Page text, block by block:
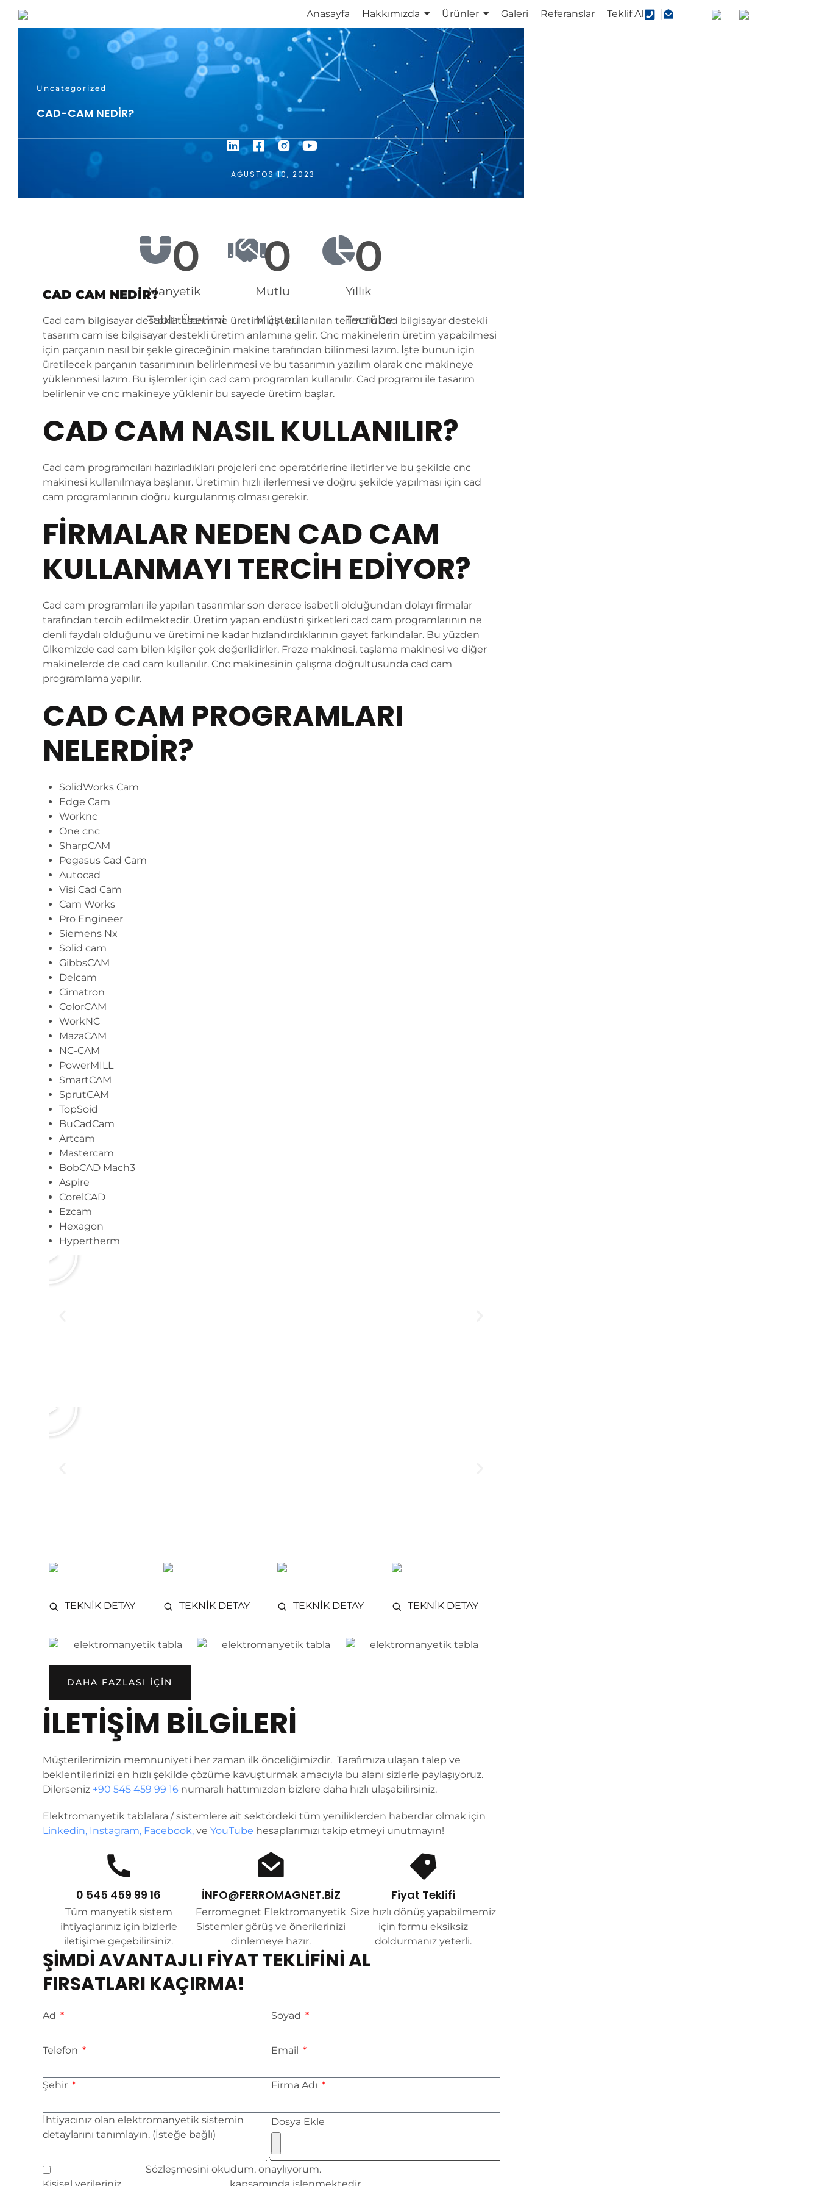
Anasayfa Hakkımızda Ürünler Galeri Referanslar Teklif Al
Uncategorized
CAD-CAM NEDIR?
AĞUSTOS 10, 2023
Manyetik
Tabla Üretimi
0
Mutlu
Müşteri
0
Yıllık
Tecrübe
0
CAD CAM NEDİR?
Cad cam bilgisayar destekli tasarım ve üretim için kullanılan terimdir. Cad bilgisayar destekli
tasarım cam ise bilgisayar destekli üretim anlamına gelir. Cnc makinelerin üretim yapabilmesi
için parçanın nasıl bir şekle gireceğinin makine tarafından bilinmesi lazım. İşte bunun için
üretilecek parçanın tasarımının belirlenmesi ve bu tasarımın yazılım olarak cnc makineye
yüklenmesi lazım. Bu işlemler için cad cam programları kullanılır. Cad programı ile tasarım
belirlenir ve cnc makineye yüklenir bu sayede üretim başlar.
CAD CAM NASIL KULLANILIR?
Cad cam programcıları hazırladıkları projeleri cnc operatörlerine iletirler ve bu şekilde cnc
makinesi kullanılmaya başlanır. Üretimin hızlı ilerlemesi ve doğru şekilde yapılması için cad
cam programlarının doğru kurgulanmış olması gerekir.
FIRMALAR NEDEN CAD CAM
KULLANMAYI TERCIH EDIYOR?
Cad cam programları ile yapılan tasarımlar son derece isabetli olduğundan dolayı firmalar
tarafından tercih edilmektedir. Üretim yapan endüstri şirketleri cad cam programlarının ne
denli faydalı olduğunu ve üretimi ne kadar hızlandırdıklarının gayet farkındalar. Bu yüzden
ülkemizde cad cam bilen kişiler çok değerlidirler. Freze makinesi, taşlama makinesi ve diğer
makinelerde de cad cam kullanılır. Cnc makinesinin çalışma doğrultusunda cad cam
programlama yapılır.
CAD CAM PROGRAMLARI
NELERDIR?
SolidWorks Cam
Edge Cam
Worknc
One cnc
SharpCAM
Pegasus Cad Cam
Autocad
Visi Cad Cam
Cam Works
Pro Engineer
Siemens Nx
Solid cam
GibbsCAM
Delcam
Cimatron
ColorCAM
WorkNC
MazaCAM
NC-CAM
PowerMILL
SmartCAM
SprutCAM
TopSoid
BuCadCam
Artcam
Mastercam
BobCAD Mach3
Aspire
CorelCAD
Ezcam
Hexagon
Hypertherm
TEKNİK DETAY TEKNİK DETAY TEKNİK DETAY TEKNİK DETAY
DAHA FAZLASI IÇIN
İLETİŞİM BİLGİLERİ
Müşterilerimizin memnuniyeti her zaman ilk önceliğimizdir. Tarafımıza ulaşan talep ve
beklentilerinizi en hızlı şekilde çözüme kavuşturmak amacıyla bu alanı sizlerle paylaşıyoruz.
Dilerseniz +90 545 459 99 16 numaralı hattımızdan bizlere daha hızlı ulaşabilirsiniz.
Elektromanyetik tablalara / sistemlere ait sektördeki tüm yeniliklerden haberdar olmak için
Linkedin, Instagram, Facebook, ve YouTube hesaplarımızı takip etmeyi unutmayın!
0 545 459 99 16
Tüm manyetik sistem
ihtiyaçlarınız için bizlerle
iletişime geçebilirsiniz.
INFO@FERROMAGNET.BIZ
Ferromegnet Elektromanyetik
Sistemler görüş ve önerilerinizi
dinlemeye hazır.
Fiyat Teklifi
Size hızlı dönüş yapabilmemiz
için formu eksiksiz
doldurmanız yeterli.
ŞİMDİ AVANTAJLI FİYAT TEKLİFİNİ AL
FIRSATLARI KAÇIRMA!
Ad Soyad
Telefon Email
Şehir Firma Adı
İhtiyacınız olan elektromanyetik sistemin
detaylarını tanımlayın. (İsteğe bağlı)
Dosya Ekle
Sözleşmesini okudum, onaylıyorum.